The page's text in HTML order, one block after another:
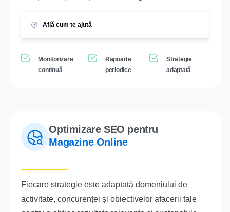
Află cum te ajută
Monitorizare
continuă
Rapoarte
periodice
Strategie
adaptată
Optimizare SEO pentru
Magazine Online
Fiecare strategie este adaptată domeniului de
activitate, concurenței și obiectivelor afacerii tale